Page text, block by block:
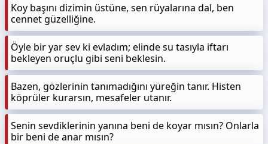
Koy başını dizimin üstüne, sen rüyalarına dal, ben
cennet güzelliğine.
Öyle bir yar sev ki evladım; elinde su tasıyla iftarı
bekleyen oruçlu gibi seni beklesin.
Bazen, gözlerinin tanımadığını yüreğin tanır. Histen
köprüler kurarsın, mesafeler utanır.
Senin sevdiklerinin yanına beni de koyar mısın? Onlarla
bir beni de anar mısın?